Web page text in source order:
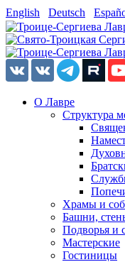
English Deutsch
О Лавре
Структура
Храмы и
Башни,
Подворья и
Мастерские
Гостиницы